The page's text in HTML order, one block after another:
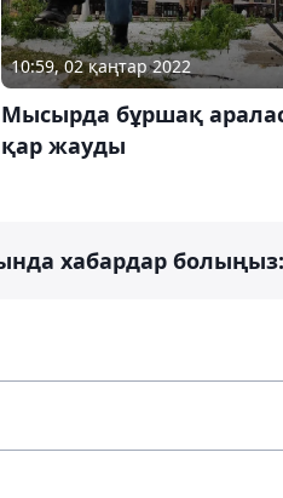
10:59, 02 қаңтар 2022
Мысырда бұршақ
қар жауды
хабардар болыңыз: